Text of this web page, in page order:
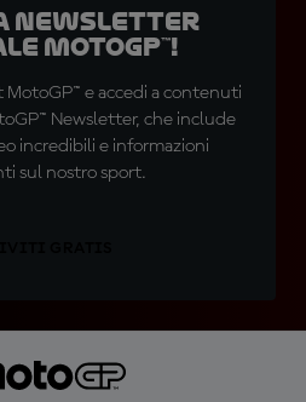
newsletter
MotoGP™!
MotoGP™ e accedi a contenuti
Newsletter, che include
incredibili e informazioni
sul nostro sport.